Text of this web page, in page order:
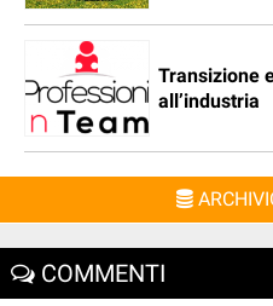
Transizione
all’industria
COMMENTI